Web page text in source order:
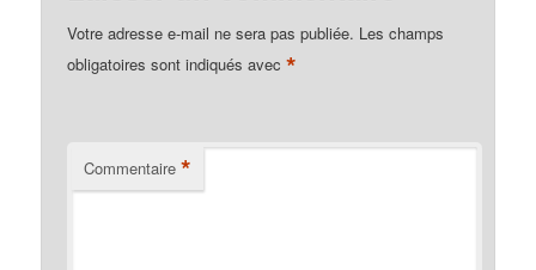
Votre adresse e-mail ne sera pas publiée. Les champs
obligatoires sont indiqués avec*
Commentaire *